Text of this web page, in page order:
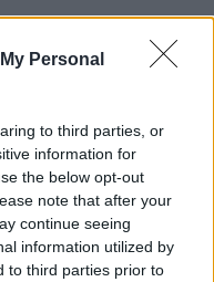
Personal
to third parties, or
information for
the below opt-out
note that after your
continue seeing
information utilized by
to third parties prior to